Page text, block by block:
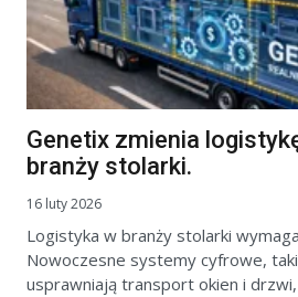
Genetix zmienia
branży stolarki.
16 luty 2026
Logistyka w branży stolarki
Nowoczesne systemy cyfrowe,
usprawniają transport okien i